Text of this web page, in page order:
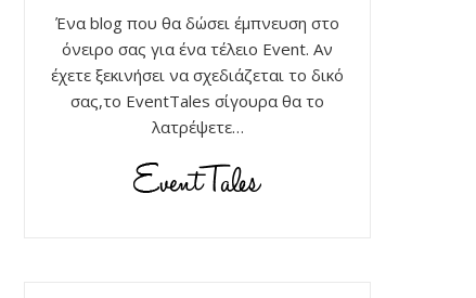
Ένα blog που θα δώσει έμπνευση στο
όνειρο σας για ένα τέλειο Event. Αν
έχετε ξεκινήσει να σχεδιάζεται το δικό
σας,το EventTales σίγουρα θα το
λατρέψετε…